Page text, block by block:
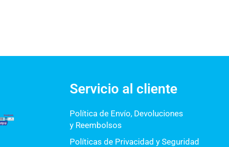
Servicio al cliente
Política de Envío, Devoluciones
y Reembolsos
Políticas de Privacidad y Seguridad